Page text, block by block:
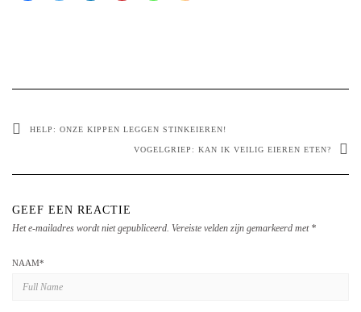
HELP: ONZE KIPPEN LEGGEN STINKEIEREN!
VOGELGRIEP: KAN IK VEILIG EIEREN ETEN?
GEEF EEN REACTIE
Het e-mailadres wordt niet gepubliceerd. Vereiste velden zijn gemarkeerd met *
NAAM*